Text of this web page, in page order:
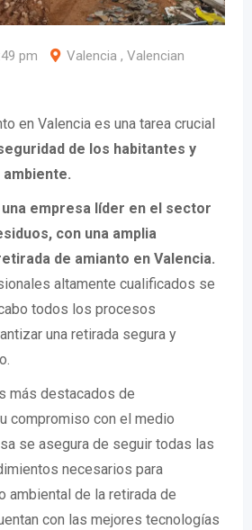
pm
Valencia , Valencian
en Valencia es una tarea crucial
de los habitantes y
empresa líder en el sector
con una amplia
de amianto en Valencia.
altamente cualificados se
todos los procesos
una retirada segura y
más destacados de
compromiso con el medio
se asegura de seguir todas las
necesarios para
ambiental de la retirada de
con las mejores tecnologías